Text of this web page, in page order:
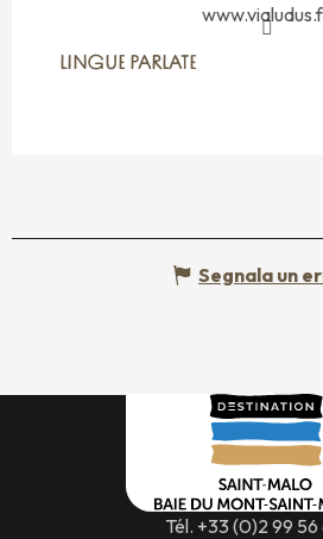
LINGUE PARLATE
LINGUE PARLATE
Segnala un
Tél. +33 (0)2 99 56